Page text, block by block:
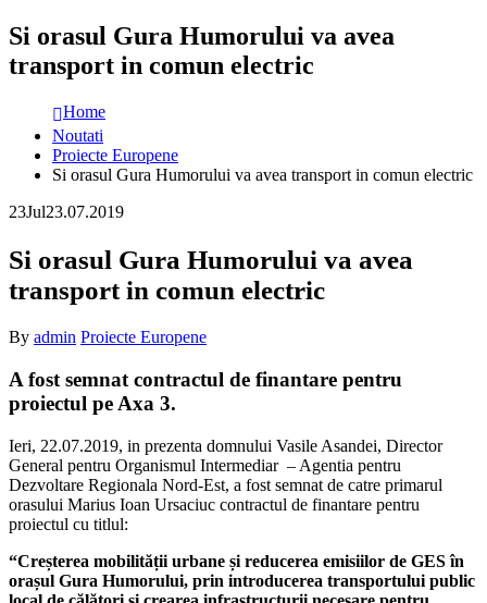
Si orasul Gura Humorului va avea
transport in comun electric
Home
Noutati
Proiecte Europene
Si orasul Gura Humorului va avea transport in comun electric
23Jul23.07.2019
Si orasul Gura Humorului va avea
transport in comun electric
By admin Proiecte Europene
A fost semnat contractul de finantare pentru
proiectul pe Axa 3.
Ieri, 22.07.2019, in prezenta domnului Vasile Asandei, Director
General pentru Organismul Intermediar – Agentia pentru
Dezvoltare Regionala Nord-Est, a fost semnat de catre primarul
orasului Marius Ioan Ursaciuc contractul de finantare pentru
proiectul cu titlul:
“Creșterea mobilității urbane și reducerea emisiilor de GES în
orașul Gura Humorului, prin introducerea transportului public